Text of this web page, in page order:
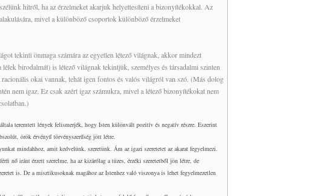
hitről, ha az érzelmeket akarjuk helyettesíteni a bizonyítékokkal. Az
mivel a különböző csoportok különböző érzelmeket
tekinti önmaga számára az egyetlen létező világnak, akkor mindezt
birodalmát) is létező világnak tekintjük, személyes és társadalmi szinten
okai vannak, tehát igen fontos és valós világról van szó. (Más dolog
nem igaz. Ez csak azért igaz számukra, mivel a létező bizonyítékokat nem
teremtett lények felismerjék, hogy Isten különvált pozitív és negatív részre. Eszerint
örök érvényű törvényszerűség jött létre.
mindahhoz, amit kedvelünk, szeretünk. Ám az igazi szeretetet az akarat fegyelmezi.
nő iránt érzett szerelme, ha az kizárólag a tüzes, érzéki szeretetből jön létre, de
is. De a misztikusoknak magához az Istenhez való viszonya is lehet fegyelmezetlen